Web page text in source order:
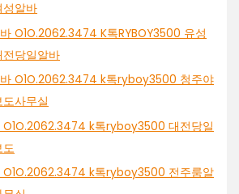
성알바
O1O.2062.3474 K톡RYBOY3500 유성
당일알바
O1O.2062.3474 k톡ryboy3500 청주야
사무실
O1O.2062.3474 k톡ryboy3500 대전당일
도
O1O.2062.3474 k톡ryboy3500 전주룸알